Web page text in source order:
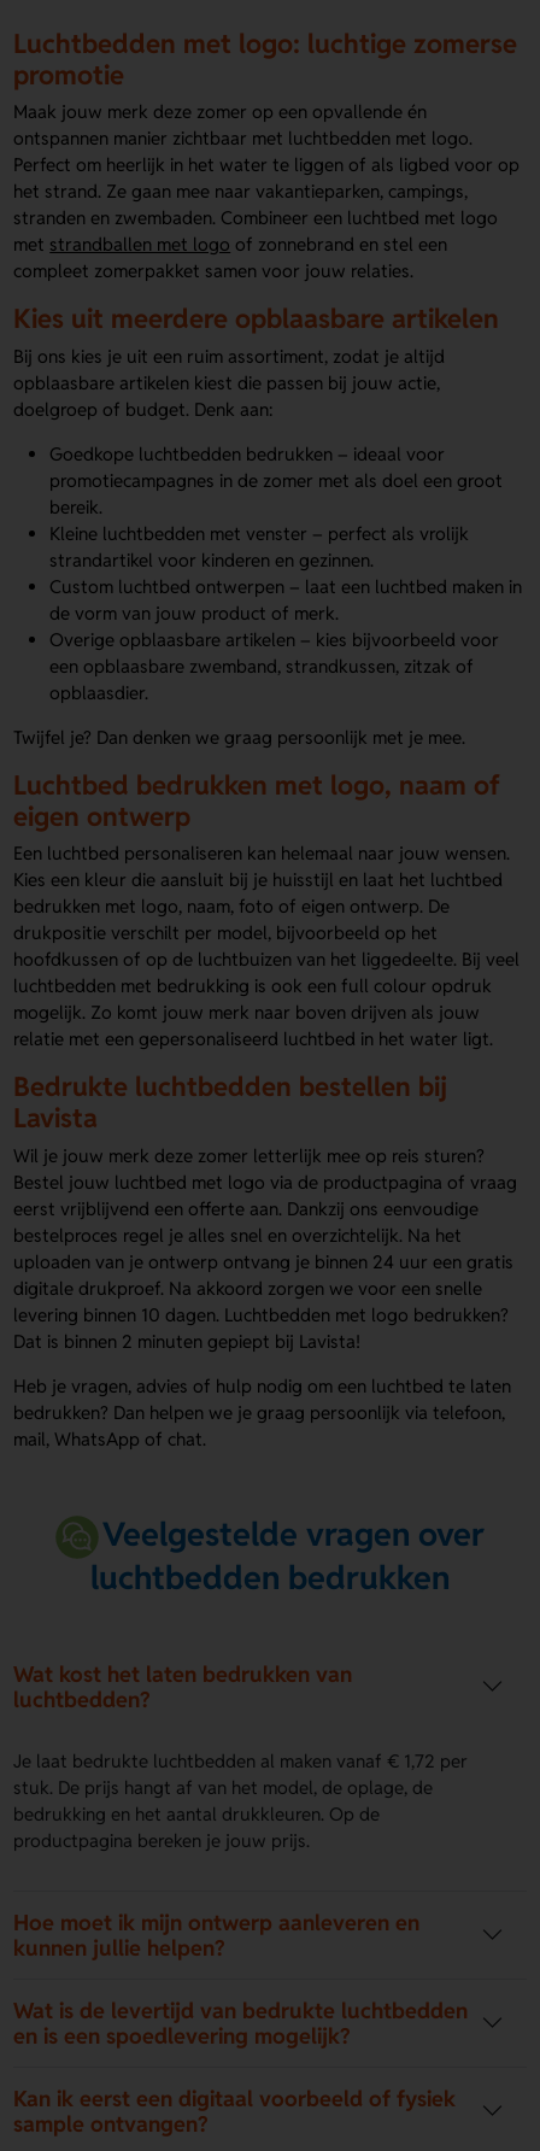
Luchtbedden met logo: luchtige zomerse
promotie
Maak jouw merk deze zomer op een opvallende én
ontspannen manier zichtbaar met luchtbedden met logo.
Perfect om heerlijk in het water te liggen of als ligbed voor op
het strand. Ze gaan mee naar vakantieparken, campings,
stranden en zwembaden. Combineer een luchtbed met logo
met strandballen met logo of zonnebrand en stel een
compleet zomerpakket samen voor jouw relaties.
Kies uit meerdere opblaasbare artikelen
Bij ons kies je uit een ruim assortiment, zodat je altijd
opblaasbare artikelen kiest die passen bij jouw actie,
doelgroep of budget. Denk aan:
Goedkope luchtbedden bedrukken – ideaal voor
promotiecampagnes in de zomer met als doel een groot
bereik.
Kleine luchtbedden met venster – perfect als vrolijk
strandartikel voor kinderen en gezinnen.
Custom luchtbed ontwerpen – laat een luchtbed maken in
de vorm van jouw product of merk.
Overige opblaasbare artikelen – kies bijvoorbeeld voor
een opblaasbare zwemband, strandkussen, zitzak of
opblaasdier.
Twijfel je? Dan denken we graag persoonlijk met je mee.
Luchtbed bedrukken met logo, naam of
eigen ontwerp
Een luchtbed personaliseren kan helemaal naar jouw wensen.
Kies een kleur die aansluit bij je huisstijl en laat het luchtbed
bedrukken met logo, naam, foto of eigen ontwerp. De
drukpositie verschilt per model, bijvoorbeeld op het
hoofdkussen of op de luchtbuizen van het liggedeelte. Bij veel
luchtbedden met bedrukking is ook een full colour opdruk
mogelijk. Zo komt jouw merk naar boven drijven als jouw
relatie met een gepersonaliseerd luchtbed in het water ligt.
Bedrukte luchtbedden bestellen bij
Lavista
Wil je jouw merk deze zomer letterlijk mee op reis sturen?
Bestel jouw luchtbed met logo via de productpagina of vraag
eerst vrijblijvend een offerte aan. Dankzij ons eenvoudige
bestelproces regel je alles snel en overzichtelijk. Na het
uploaden van je ontwerp ontvang je binnen 24 uur een gratis
digitale drukproef. Na akkoord zorgen we voor een snelle
levering binnen 10 dagen. Luchtbedden met logo bedrukken?
Dat is binnen 2 minuten gepiept bij Lavista!
Heb je vragen, advies of hulp nodig om een luchtbed te laten
bedrukken? Dan helpen we je graag persoonlijk via telefoon,
mail, WhatsApp of chat.
Veelgestelde vragen over
luchtbedden bedrukken
Wat kost het laten bedrukken van
luchtbedden?
Je laat bedrukte luchtbedden al maken vanaf € 1,72 per
stuk. De prijs hangt af van het model, de oplage, de
bedrukking en het aantal drukkleuren. Op de
productpagina bereken je jouw prijs.
Hoe moet ik mijn ontwerp aanleveren en
kunnen jullie helpen?
Wat is de levertijd van bedrukte luchtbedden
en is een spoedlevering mogelijk?
Kan ik eerst een digitaal voorbeeld of fysiek
sample ontvangen?